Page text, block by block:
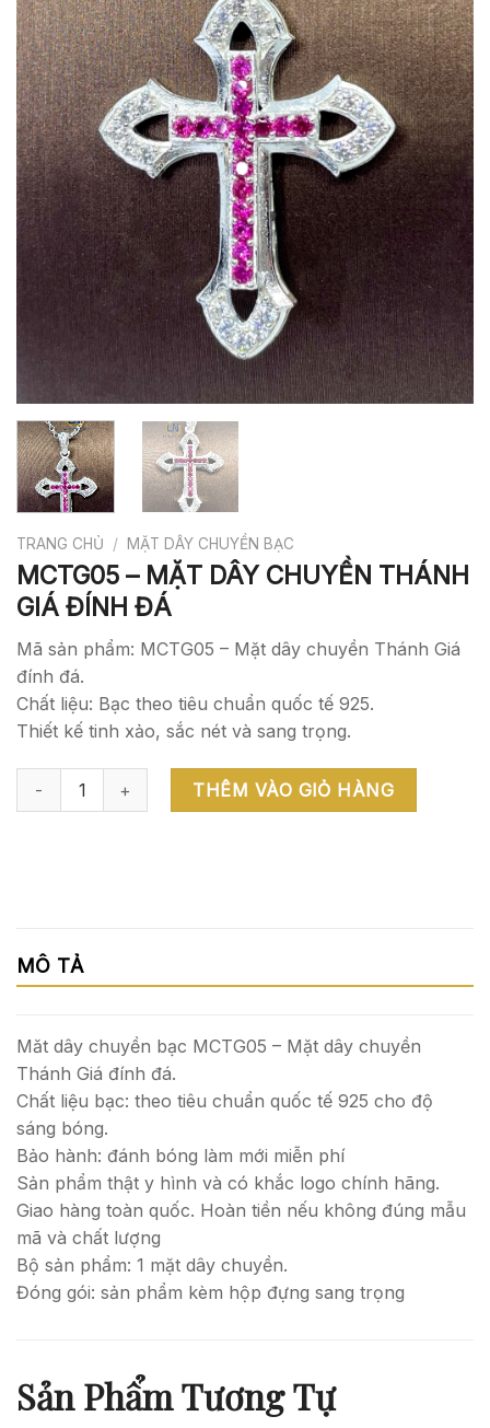
TRANG CHỦ / MẶT DÂY CHUYỀN BẠC
MCTG05 – MẶT DÂY CHUYỀN THÁNH
GIÁ ĐÍNH ĐÁ
Mã sản phẩm: MCTG05 – Mặt dây chuyền Thánh Giá
đính đá.
Chất liệu: Bạc theo tiêu chuẩn quốc tế 925.
Thiết kế tinh xảo, sắc nét và sang trọng.
MCTG05 - MẶT DÂY CHUYỀN THÁNH GIÁ ĐÍNH ĐÁ số lượng
THÊM VÀO GIỎ HÀNG
MÔ TẢ
Măt dây chuyền bạc MCTG05 – Mặt dây chuyền
Thánh Giá đính đá.
Chất liệu bạc: theo tiêu chuẩn quốc tế 925 cho độ
sáng bóng.
Bảo hành: đánh bóng làm mới miễn phí
Sản phẩm thật y hình và có khắc logo chính hãng.
Giao hàng toàn quốc. Hoàn tiền nếu không đúng mẫu
mã và chất lượng
Bộ sản phẩm: 1 mặt dây chuyền.
Đóng gói: sản phẩm kèm hộp đựng sang trọng
Sản Phẩm Tương Tự